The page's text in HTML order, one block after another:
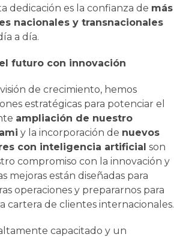
dedicación es la confianza de más
nacionales y transnacionales
a día.
futuro con innovación
de crecimiento, hemos
estratégicas para potenciar el
ampliación de nuestro
y la incorporación de nuevos
con inteligencia artificial son
compromiso con la innovación y
mejoras están diseñadas para
operaciones y prepararnos para
cartera de clientes internacionales.
capacitado y un